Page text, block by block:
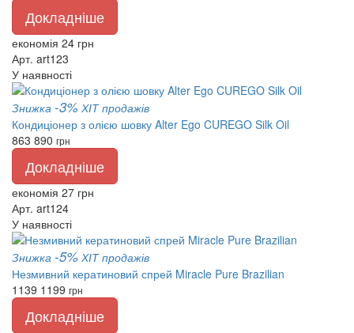
Докладніше
економія 24 грн
Арт. art123
У наявності
Знижка -3% ХІТ продажів
Кондиціонер з олією шовку Alter Ego CUREGO Silk Oil
863 890 грн
Докладніше
економія 27 грн
Арт. art124
У наявності
Знижка -5% ХІТ продажів
Незмивний кератиновий спрей Miracle Pure Brazilian
1139 1199 грн
Докладніше